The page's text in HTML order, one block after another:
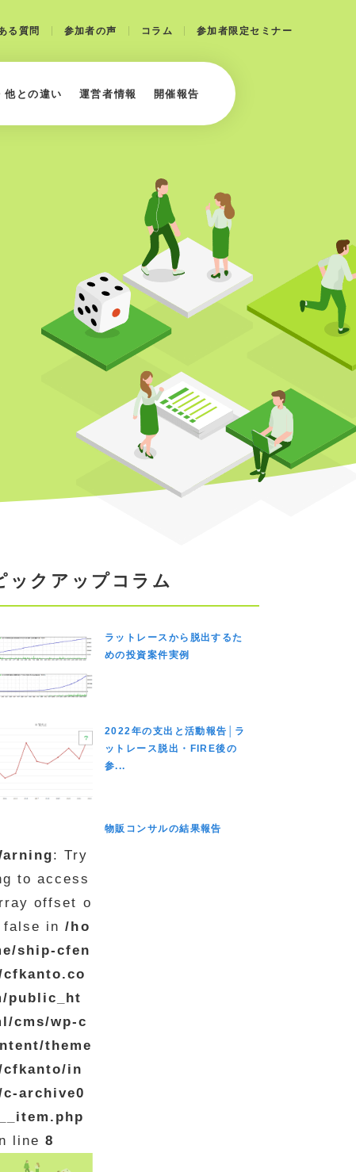
る質問 参加者の声 コラム 参加者限定セミナー
他との違い 運営者情報 開催報告
ックアップコラム
ラットレースから脱出するた
めの投資案件実例
2022年の支出と活動報告│ラ
ットレース脱出・FIRE後の
参...
: Try
to access
offset o
false in/ho
ship-cfen
cfkanto.co
public_ht
cms/wp-c
theme
cfkanto/in
c-archive0
line8
物販コンサルの結果報告